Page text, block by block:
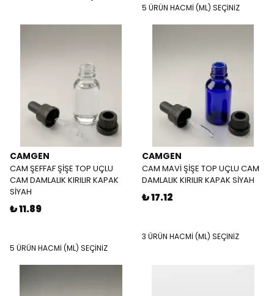
5 ÜRÜN HACMİ (ML) SEÇİNİZ
CAMGEN
CAM ŞEFFAF ŞİŞE TOP UÇLU
CAM DAMLALIK KIRILIR KAPAK
SİYAH
₺ 11.89
5 ÜRÜN HACMİ (ML) SEÇİNİZ
CAMGEN
CAM MAVİ ŞİŞE TOP UÇLU CAM
DAMLALIK KIRILIR KAPAK SİYAH
₺ 17.12
3 ÜRÜN HACMİ (ML) SEÇİNİZ